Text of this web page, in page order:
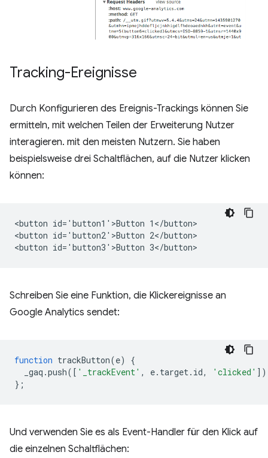
Tracking-Ereignisse
Durch Konfigurieren des Ereignis-Trackings können Sie
ermitteln, mit welchen Teilen der Erweiterung Nutzer
interagieren. mit den meisten Nutzern. Sie haben
beispielsweise drei Schaltflächen, auf die Nutzer klicken
können:
<button id='button1'>Button 1</button>
<button id='button2'>Button 2</button>
Schreiben Sie eine Funktion, die Klickereignisse an
Google Analytics sendet:
function trackButton(e)
{
_gaq .push([ '_trackEvent' , e. target . id, 'clicked'
};
Und verwenden Sie es als Event-Handler für den Klick auf
die einzelnen Schaltflächen: